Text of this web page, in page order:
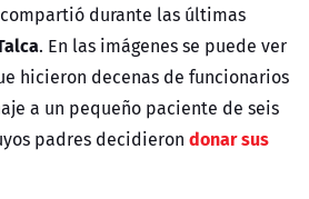
durante las últimas
. En las imágenes se puede ver
hicieron decenas de funcionarios
a un pequeño paciente de seis
padres decidieron donar sus